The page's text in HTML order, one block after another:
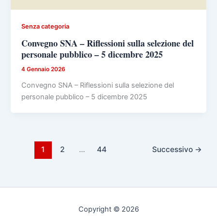
Senza categoria
Convegno SNA – Riflessioni sulla selezione del
personale pubblico – 5 dicembre 2025
4 Gennaio 2026
Convegno SNA – Riflessioni sulla selezione del
personale pubblico – 5 dicembre 2025
1 2 … 44 Successivo →
Copyright © 2026